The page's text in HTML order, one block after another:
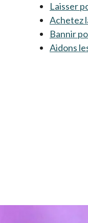
Laisser
Achetez
Bannir
Aidons